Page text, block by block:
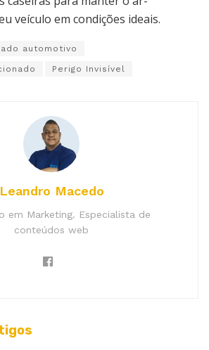
veículo em condições ideais.
automotivo
Perigo Invisível
Leandro Macedo
em Marketing. Especialista de
conteúdos web